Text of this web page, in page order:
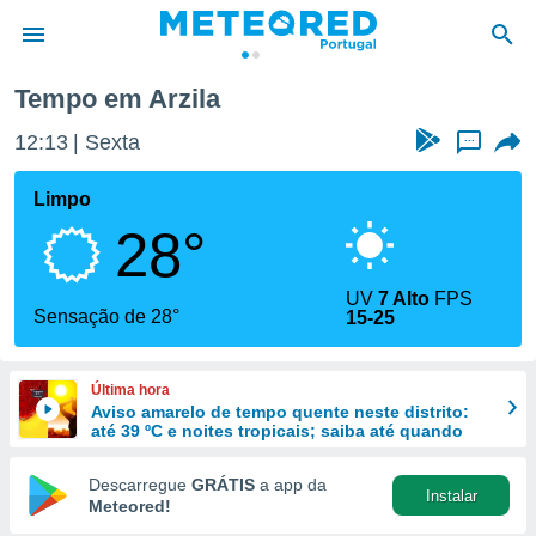
da
foi
fornecidas
a este
das
e
forma
digital
Tempo em Arzila
12:13 Sexta ...
Limpo
28°
Sensação de 28°
UV7 Alto FPS
15-25
Última hora
Aviso amarelo de tempo quente neste distrito:
até 39 ºC e noites tropicais; saiba até quando
Descarregue GRÁTIS a app da
Meteored!
Instalar